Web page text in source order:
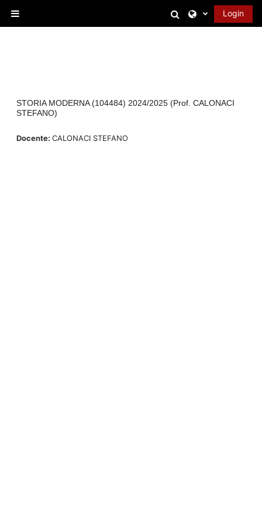
Attiva/disattiva
Login
STORIA MODERNA (104484) 2024/2025 (Prof. CALONACI
STEFANO)
Docente: CALONACI STEFANO